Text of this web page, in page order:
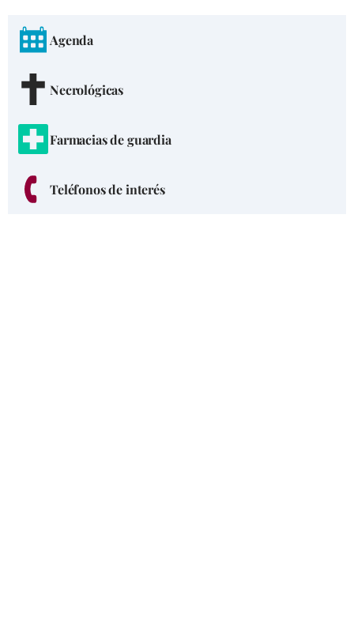
Agenda
Necrológicas
Farmacias de guardia
Teléfonos de interés